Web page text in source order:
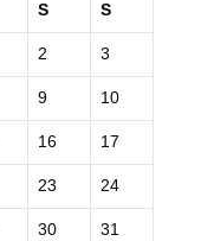
S S
2 3
9 10
16 17
23 24
30 31